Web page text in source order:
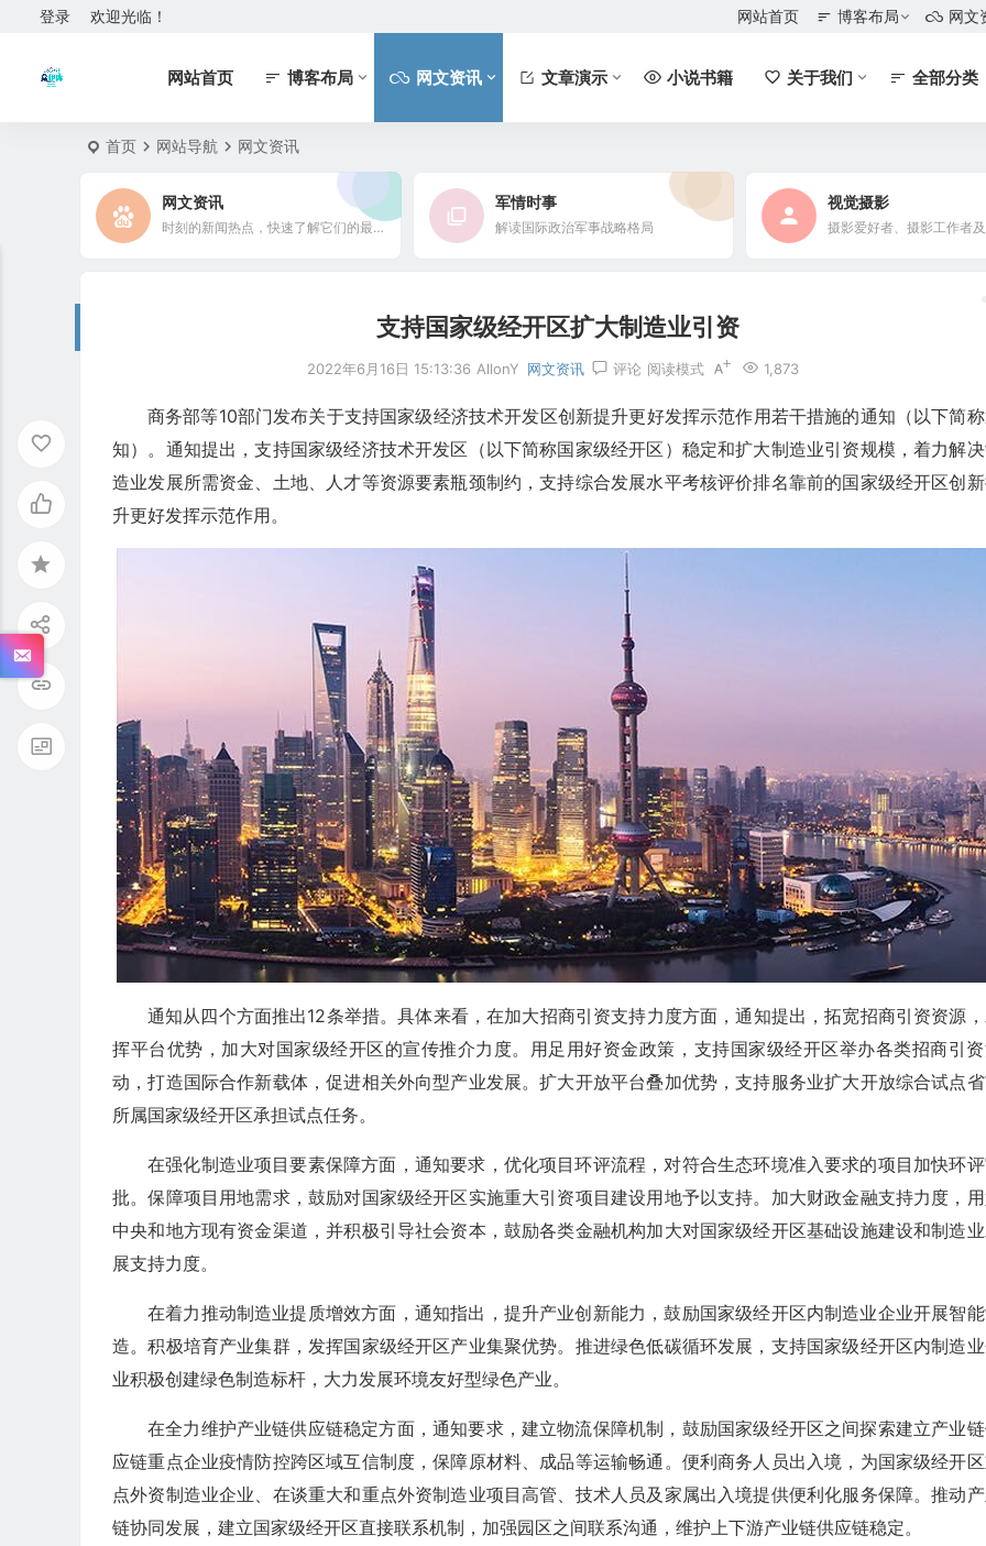
欢迎光临！
登录 网站首页 博客布局 网文
网站首页 博客布局 网文资讯 文章演示 小说书籍 关于我们 全部分类
首页 网站导航 网文资讯
网文资讯
时刻的新闻热点，快速了解它们的最新进展
军情时事
解读国际政治军事战略格局
视觉摄影
支持国家级经开区扩大制造业引资
2022年6月16日 15:13:36 AllonY 网文资讯 评论 1,873
阅读模式
商务部等10部门发布关于支持国家级经济技术开发区创新提升更好发挥示范作用若干措施的通知（以下简
知）。通知提出，支持国家级经济技术开发区（以下简称国家级经开区）稳定和扩大制造业引资规模，着力解
造业发展所需资金、土地、人才等资源要素瓶颈制约，支持综合发展水平考核评价排名靠前的国家级经开区创
升更好发挥示范作用。
通知从四个方面推出12条举措。具体来看，在加大招商引资支持力度方面，通知提出，拓宽招商引资资源
挥平台优势，加大对国家级经开区的宣传推介力度。用足用好资金政策，支持国家级经开区举办各类招商引
动，打造国际合作新载体，促进相关外向型产业发展。扩大开放平台叠加优势，支持服务业扩大开放综合试点
所属国家级经开区承担试点任务。
在强化制造业项目要素保障方面，通知要求，优化项目环评流程，对符合生态环境准入要求的项目加快环
批。保障项目用地需求，鼓励对国家级经开区实施重大引资项目建设用地予以支持。加大财政金融支持力度，
中央和地方现有资金渠道，并积极引导社会资本，鼓励各类金融机构加大对国家级经开区基础设施建设和制造
展支持力度。
在着力推动制造业提质增效方面，通知指出，提升产业创新能力，鼓励国家级经开区内制造业企业开展智
造。积极培育产业集群，发挥国家级经开区产业集聚优势。推进绿色低碳循环发展，支持国家级经开区内制造
业积极创建绿色制造标杆，大力发展环境友好型绿色产业。
在全力维护产业链供应链稳定方面，通知要求，建立物流保障机制，鼓励国家级经开区之间探索建立产业
应链重点企业疫情防控跨区域互信制度，保障原材料、成品等运输畅通。便利商务人员出入境，为国家级经开
点外资制造业企业、在谈重大和重点外资制造业项目高管、技术人员及家属出入境提供便利化服务保障。推动
链协同发展，建立国家级经开区直接联系机制，加强园区之间联系沟通，维护上下游产业链供应链稳定。